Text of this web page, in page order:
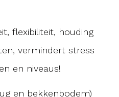
flexibiliteit, houding
vermindert stress
en niveaus!
en bekkenbodem)